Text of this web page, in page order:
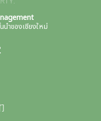
ำของเชียงใหม่